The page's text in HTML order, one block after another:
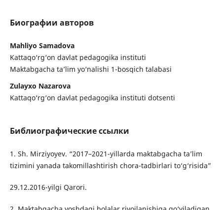
Биографии авторов
Mahliyo Samadova
Kattaqo‘rg‘on davlat pedagogika instituti
Maktabgacha ta’lim yo‘nalishi 1-bosqich talabasi
Zulayxo Nazarova
Kattaqo‘rg‘on davlat pedagogika instituti dotsenti
Библиографические ссылки
1. Sh. Mirziyoyev. “2017–2021-yillarda maktabgacha ta’lim
tizimini yanada takomillashtirish chora-tadbirlari to‘g‘risida”
29.12.2016-yilgi Qarori.